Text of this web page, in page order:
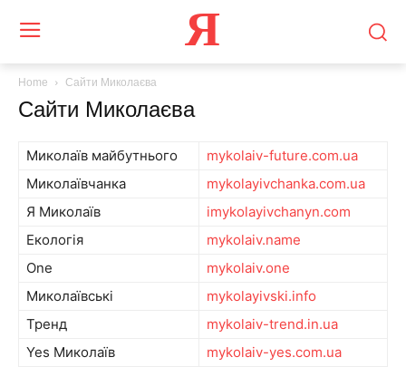
Я
Home Сайти Миколаєва
Сайти Миколаєва
Миколаїв майбутнього
mykolaiv-future.com.ua
Миколаївчанка
mykolayivchanka.com.ua
Я Миколаїв
imykolayivchanyn.com
Екологія
mykolaiv.name
One
mykolaiv.one
Миколаївські
mykolayivski.info
Тренд
mykolaiv-trend.in.ua
Yes Миколаїв
mykolaiv-yes.com.ua